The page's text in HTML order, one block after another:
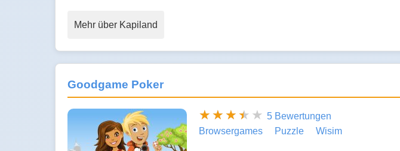
Mehr über Kapiland
Goodgame Poker
5 Bewertungen
Browsergames
Puzzle Wisim